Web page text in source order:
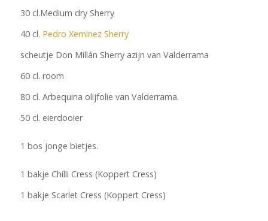
30 cl.Medium dry Sherry
40 cl. Pedro Xeminez Sherry
scheutje Don Millán Sherry azijn van Valderrama
60 cl. room
80 cl. Arbequina olijfolie van Valderrama.
50 cl. eierdooier
1 bos jonge bietjes.
1 bakje Chilli Cress (Koppert Cress)
1 bakje Scarlet Cress (Koppert Cress)